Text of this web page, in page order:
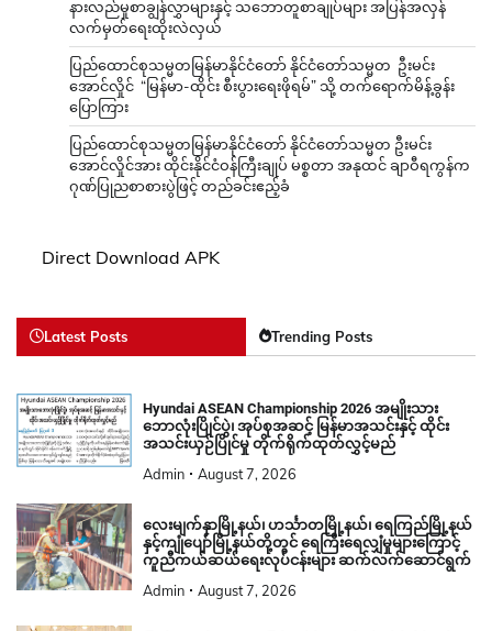
နားလည်မှုစာချွန်လွှာများနှင့် သဘောတူစာချုပ်များ အပြန်အလှန်
လက်မှတ်ရေးထိုးလဲလှယ်
ပြည်ထောင်စုသမ္မတမြန်မာနိုင်ငံတော် နိုင်ငံတော်သမ္မတ ဦးမင်း
အောင်လှိုင် “မြန်မာ-ထိုင်း စီးပွားရေးဖိုရမ်” သို့ တက်ရောက်မိန့်ခွန်း
ပြောကြား
ပြည်ထောင်စုသမ္မတမြန်မာနိုင်ငံတော် နိုင်ငံတော်သမ္မတ ဦးမင်း
အောင်လှိုင်အား ထိုင်းနိုင်ငံဝန်ကြီးချုပ် မစ္စတာ အနုထင် ချာဝီရကွန်က
ဂုဏ်ပြုညစာစားပွဲဖြင့် တည်ခင်းဧည့်ခံ
Direct Download APK
Latest Posts Trending Posts
Hyundai ASEAN Championship 2026 အမျိုးသား
ဘောလုံးပြိုင်ပွဲ၊ အုပ်စုအဆင့် မြန်မာအသင်းနှင့် ထိုင်း
အသင်းယှဉ်ပြိုင်မှု တိုက်ရိုက်ထုတ်လွှင့်မည်
Admin August 7, 2026
လေးမျက်နှာမြို့နယ်၊ ဟင်္သာတမြို့နယ်၊ ရေကြည်မြို့နယ်
နှင့်ကျုံပျော်မြို့နယ်တို့တွင် ရေကြီးရေလျှံမှုများကြောင့်
ကူညီကယ်ဆယ်ရေးလုပ်ငန်းများ ဆက်လက်ဆောင်ရွက်
Admin August 7, 2026